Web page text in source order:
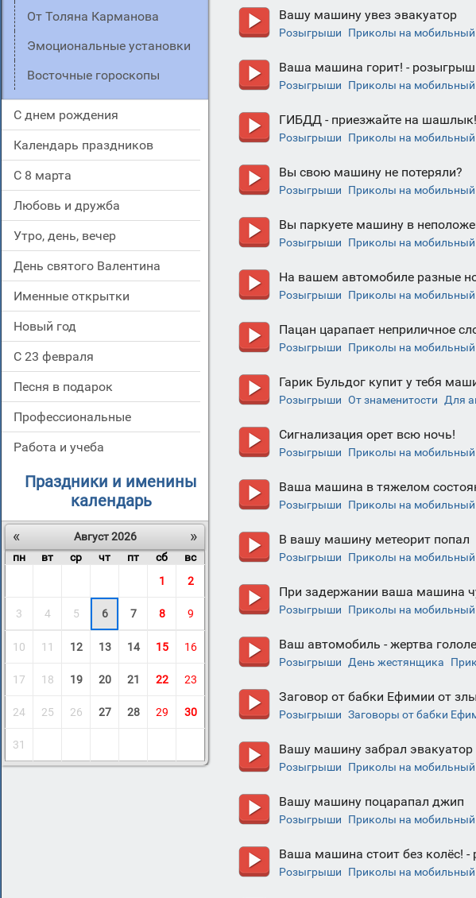
От Толяна Карманова
Эмоциональные установки
Восточные гороскопы
С днем рождения
Календарь праздников
С 8 марта
Любовь и дружба
Утро, день, вечер
День святого Валентина
Именные открытки
Новый год
С 23 февраля
Песня в подарок
Профессиональные
Работа и учеба
Праздники и именины
календарь
«
»
Август 2026
пн
вт ср чт пт сб
вс
1
2
3 4 5 6 7 8 9
10 11 12 13 14 15 16
17 18 19 20 21 22 23
24 25 26 27 28 29 30
31
Вашу машину увез эвакуатор
Розыгрыши Приколы на мобильный
Ваша машина горит! - розыгрыш
Розыгрыши Приколы на мобильный
ГИБДД - приезжайте на шашлык!
Розыгрыши Приколы на мобильный
Вы свою машину не потеряли?
Розыгрыши Приколы на мобильный
Вы паркуете машину в
Розыгрыши Приколы на мобильный
На вашем автомобиле разные
Розыгрыши Приколы на мобильный
Пацан царапает неприличное
Розыгрыши Приколы на мобильный
Гарик Бульдог купит у тебя
Розыгрыши От знаменитости Для
Сигнализация орет всю ночь!
Розыгрыши Приколы на мобильный
Ваша машина в тяжелом
Розыгрыши Приколы на мобильный
В вашу машину метеорит попал
Розыгрыши Приколы на мобильный
При задержании ваша машина
Розыгрыши Приколы на мобильный
Ваш автомобиль - жертва
Розыгрыши День жестянщика
Заговор от бабки Ефимии от
Розыгрыши Заговоры от бабки
Вашу машину забрал эвакуатор
Розыгрыши Приколы на мобильный
Вашу машину поцарапал джип
Розыгрыши Приколы на мобильный
Ваша машина стоит без колёс!
Розыгрыши Приколы на мобильный